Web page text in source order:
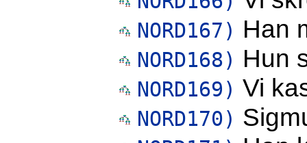
NORD167) Han
NORD168) Hun
NORD169) Vi
NORD170)